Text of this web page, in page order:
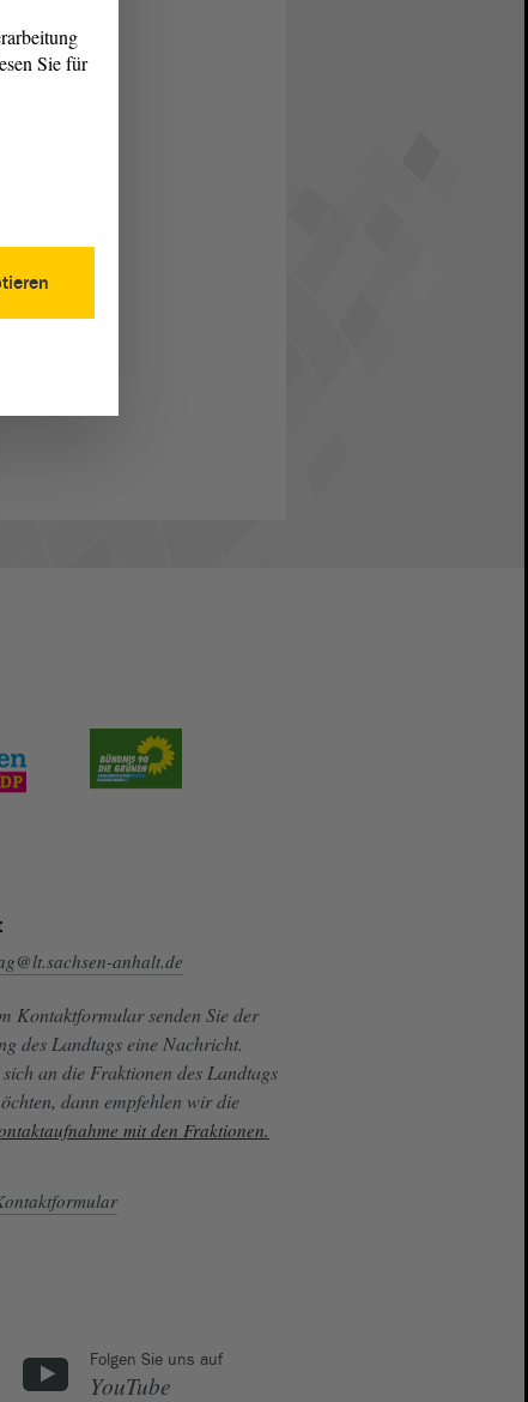
anhalt.de
Kontaktformular senden Sie der
des Landtags eine Nachricht.
sich an die Fraktionen des Landtags
dann empfehlen wir die
mit den Fraktionen.
Folgen Sie uns auf
YouTube
Sie für